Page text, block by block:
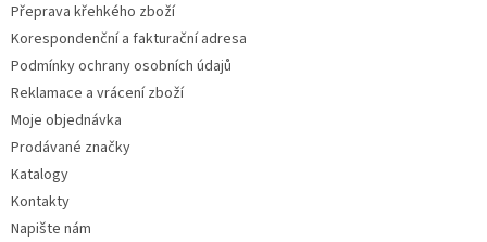
Přeprava křehkého zboží
Korespondenční a fakturační adresa
Podmínky ochrany osobních údajů
Reklamace a vrácení zboží
Moje objednávka
Prodávané značky
Katalogy
Kontakty
Napište nám